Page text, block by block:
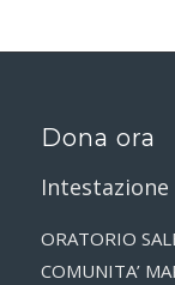
Dona ora
Intestazione
ORATORIO
COMUNITA’